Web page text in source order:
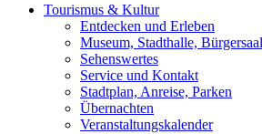
Tourismus & Kultur
Entdecken und Erleben
Museum, Stadthalle,
Sehenswertes
Service und Kontakt
Stadtplan, Anreise, Parken
Übernachten
Veranstaltungskalender